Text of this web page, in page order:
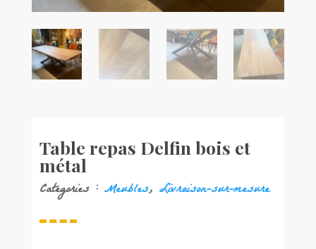
Table repas Delfin bois et
métal
Catégories : Meubles, Livraison-sur-mesure